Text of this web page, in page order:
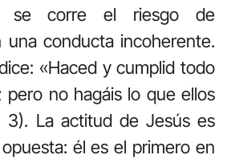
se corre el riesgo de
una conducta incoherente.
«Haced y cumplid todo
pero no hagáis lo que ellos
3). La actitud de Jesús es
él es el primero en